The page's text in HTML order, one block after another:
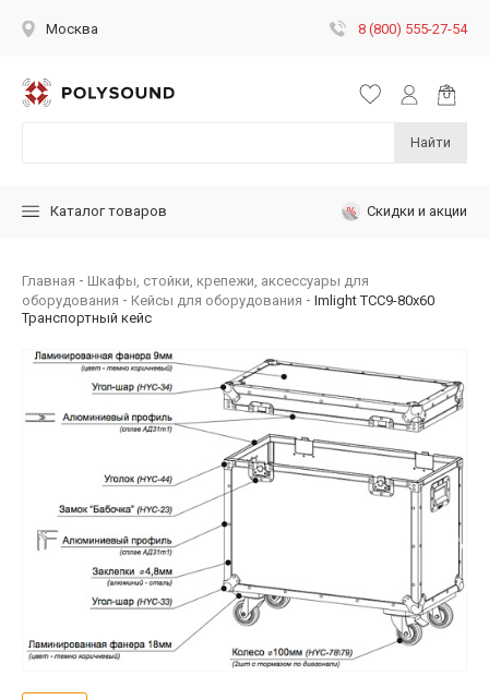
Москва 8 (800) 555-27-54
Найти
Каталог товаров Скидки и акции
Главная
Шкафы, стойки, крепежи, аксессуары для
оборудования
Кейсы для оборудования
Imlight TCC9-80x60
Транспортный кейс